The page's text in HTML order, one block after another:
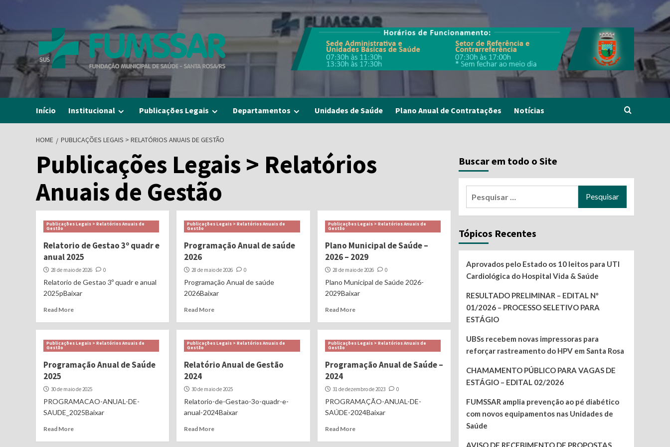
content
Início Institucional Publicações Legais Departamentos Unidades de Saúde Plano Anual de Contratações Notícias
HOME PUBLICAÇÕES LEGAIS > RELATÓRIOS ANUAIS DE GESTÃO
Publicações Legais > Relatórios
Anuais de Gestão
Publicações Legais > Relatórios Anuais de
Gestão
Relatorio de Gestao 3º quadr e
anual 2025
28 de maio de 2026 0
Relatorio de Gestao 3º quadr e anual
2025pBaixar
Read More
Publicações Legais > Relatórios Anuais de
Gestão
Programação Anual de saúde
2026
28 de maio de 2026 0
Programação Anual de saúde
2026Baixar
Read More
Publicações Legais > Relatórios Anuais de
Gestão
Plano Municipal de Saúde –
2026 – 2029
28 de maio de 2026 0
Plano Municipal de Saúde 2026-
2029Baixar
Read More
Publicações Legais > Relatórios Anuais de
Gestão
Programação Anual de Saúde
2025
30 de maio de 2025
PROGRAMACAO-ANUAL-DE-
SAUDE_2025Baixar
Read More
Publicações Legais > Relatórios Anuais de
Gestão
Relatório Anual de Gestão
2024
30 de maio de 2025
Relatorio-de-Gestao-3o-quadr-e-
anual-2024Baixar
Read More
Publicações Legais > Relatórios Anuais de
Gestão
Programação Anual de Saúde –
2024
31 de dezembro de 2023 0
PROGRAMAÇÃO-ANUAL-DE-
SAÚDE-2024Baixar
Read More
Buscar em todo o Site
Tópicos Recentes
Aprovados pelo Estado os 10 leitos para UTI
Cardiológica do Hospital Vida & Saúde
RESULTADO PRELIMINAR – EDITAL Nº
01/2026 – PROCESSO SELETIVO PARA
ESTÁGIO
UBSs recebem novas impressoras para
reforçar rastreamento do HPV em Santa Rosa
CHAMAMENTO PÚBLICO PARA VAGAS DE
ESTÁGIO – EDITAL 02/2026
FUMSSAR amplia prevenção ao pé diabético
com novos equipamentos nas Unidades de
Saúde
AVISO DE RECEBIMENTO DE PROPOSTAS